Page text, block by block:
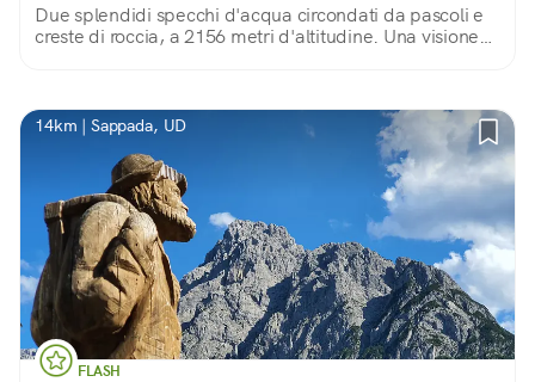
Due splendidi specchi d'acqua circondati da pascoli e
creste di roccia, a 2156 metri d'altitudine. Una visione
14km | Sappada, UD
FLASH